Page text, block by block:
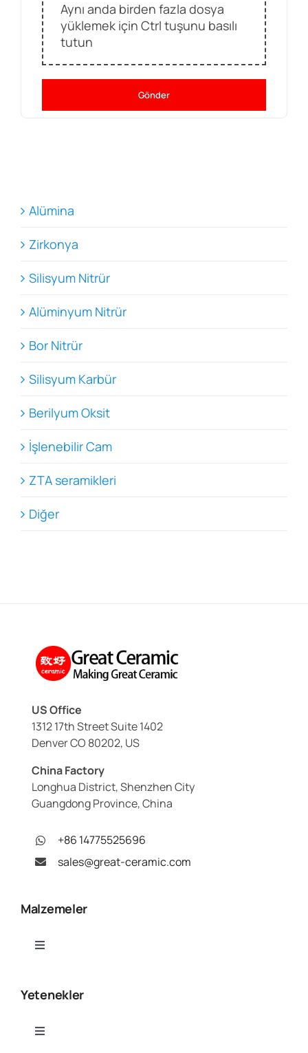
Aynı anda birden fazla dosya
yüklemek için Ctrl tuşunu basılı
tutun
Gönder
Alümina
Zirkonya
Silisyum Nitrür
Alüminyum Nitrür
Bor Nitrür
Silisyum Karbür
Berilyum Oksit
İşlenebilir Cam
ZTA seramikleri
Diğer
US Office
1312 17th Street Suite 1402
Denver CO 80202, US
China Factory
Longhua District, Shenzhen City
Guangdong Province, China
+86 14775525696
sales@great-ceramic.com
Malzemeler
Toggle
Alüminyum Nitrür (AlN)
Yetenekler
Toggle